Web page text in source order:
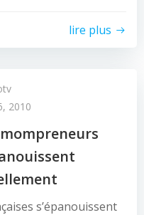
lire plus
2010
s’épanouissent